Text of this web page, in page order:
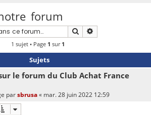
forum
Rechercher
1 sujet • Page 1 sur 1
Sujets
le forum du Club Achat France
parsbrusa« mar. 28 juin 2022 12:59